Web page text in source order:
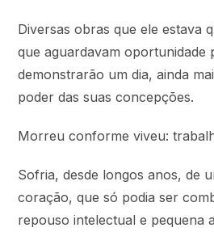
Diversas obras que ele estava
que aguardavam oportunidade
demonstrarão um dia, ainda
poder das suas concepções.
Morreu conforme viveu:
Sofria, desde longos anos, de
coração, que só podia ser
repouso intelectual e pequena